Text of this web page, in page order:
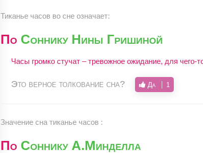
Тиканье часов во сне означает:
По Соннику Нины Гришиной
Часы громко стучат – тревожное ожидание, для чего-
Это верное толкование сна? Да 1
Значение сна тиканье часов :
По Соннику А.Минделла